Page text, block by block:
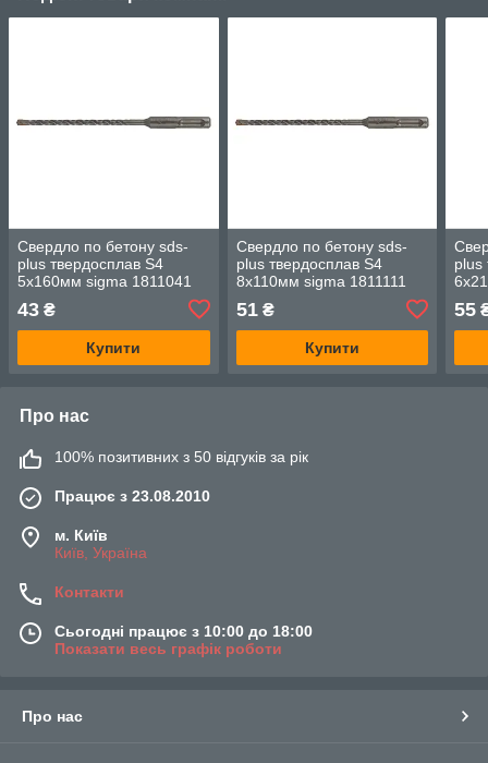
Свердло по бетону sds-
plus твердосплав S4
5х160мм sigma 1811041
43 ₴
Купити
Свердло по бетону sds-
plus твердосплав S4
8х110мм sigma 1811111
51₴
Купити
plus
55
Про нас
100% позитивних з 50 відгуків за рік
Працює з 23.08.2010
м. Київ
Київ, Україна
Контакти
Сьогодні працює з 10:00 до 18:00
Показати весь графік роботи
Про нас